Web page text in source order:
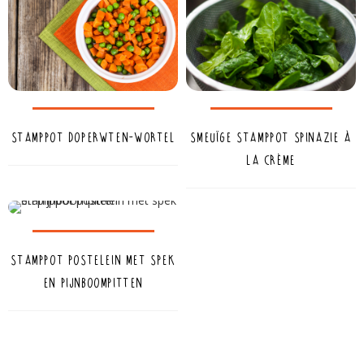
Stamppot doperwten-wortel
Smeuïge stamppot spinazie à
la crème
Stamppot postelein met spek
en pijnboompitten